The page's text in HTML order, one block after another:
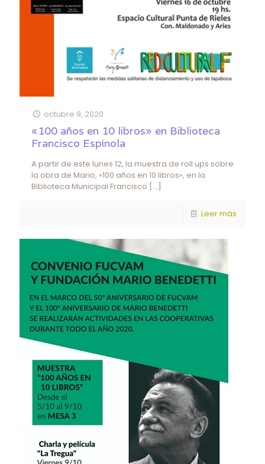
octubre 9, 2020
«100 años en 10 libros» en Biblioteca
Francisco Espínola
A partir de este lunes 12, la muestra de roll ups sobre
la obra de Mario, «100 años en 10 libros», en la
Biblioteca Municipal Francisco […]
Leer más